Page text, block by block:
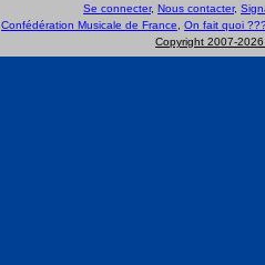
Se connecter, Nous contacter,
Confédération Musicale de France
On fait quoi
Copyright 2007-